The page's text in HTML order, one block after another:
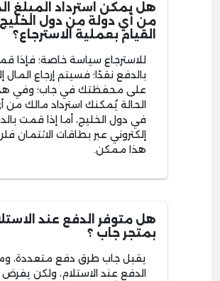
هل يمكن استرداد المبلغ
من أي دولة من دول
القيام بعملية الاسترجاع؟
للاسترجاع سياسة خاصة؛ فإذا
بالدفع نقدًا؛ فسيتم إرجاع المال
على محفظتك في جاب؛ وفي
الحالة يُمكنك استرداد مالك من
في دول الخليج، أما إذا قمت
إلكتروني عبر بطاقات الائتمان
هذا ممكن.
هل متوفر الدفع عند
بمتجر جاب ؟
يقبل جاب طرق دفع متعددة،
الدفع عند الاستلام، ولكن يفرض